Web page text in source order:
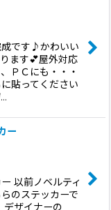
です♪かわいい
ます💕屋外対応
ＰＣにも・・・
貼ってください
ー
以前ノベルティ
のステッカーで
デザイナーの